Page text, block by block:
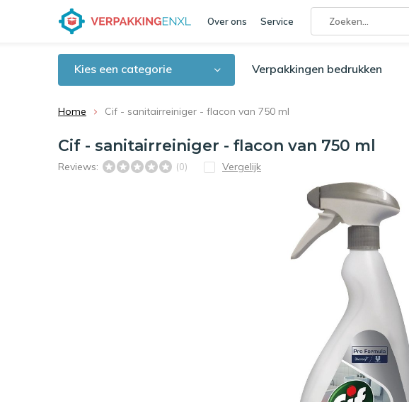
Over ons Service
Kies een categorie Verpakkingen bedrukken
Home Cif - sanitairreiniger - flacon van 750 ml
Cif - sanitairreiniger - flacon van 750 ml
Reviews: (0) Vergelijk